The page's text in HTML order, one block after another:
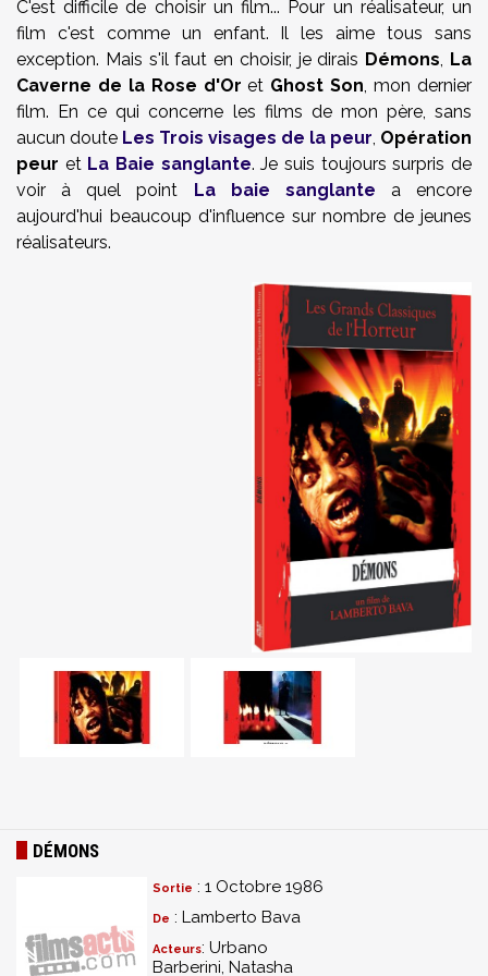
C'est difficile de choisir un film... Pour un réalisateur, un
film c'est comme un enfant. Il les aime tous sans
exception. Mais s'il faut en choisir, je dirais Démons, La
Caverne de la Rose d'Oret Ghost Son, mon dernier
film. En ce qui concerne les films de mon père, sans
aucun doute Les Trois visages de la peur, Opération
peur et La Baie sanglante. Je suis toujours surpris de
voir à quel point La baie sanglante a encore
aujourd'hui beaucoup d'influence sur nombre de jeunes
réalisateurs.
DÉMONS
Sortie : 1 Octobre 1986
De : Lamberto Bava
Acteurs: Urbano
Barberini, Natasha